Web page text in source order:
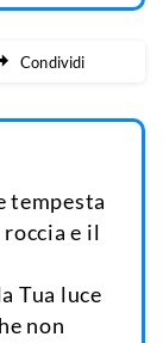
Condividi
tempesta
e il
Tua luce
non